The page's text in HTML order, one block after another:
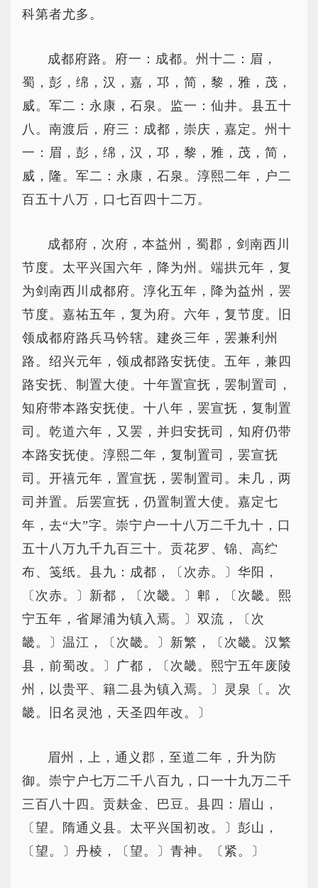
科第者尤多。
成都府路。府一：成都。州十二：眉，
蜀，彭，绵，汉，嘉，邛，简，黎，雅，茂，
威。军二：永康，石泉。监一：仙井。县五十
八。南渡后，府三：成都，崇庆，嘉定。州十
一：眉，彭，绵，汉，邛，黎，雅，茂，简，
威，隆。军二：永康，石泉。淳熙二年，户二
百五十八万，口七百四十二万。
成都府，次府，本益州，蜀郡，剑南西川
节度。太平兴国六年，降为州。端拱元年，复
为剑南西川成都府。淳化五年，降为益州，罢
节度。嘉祐五年，复为府。六年，复节度。旧
领成都府路兵马钤辖。建炎三年，罢兼利州
路。绍兴元年，领成都路安抚使。五年，兼四
路安抚、制置大使。十年置宣抚，罢制置司，
知府带本路安抚使。十八年，罢宣抚，复制置
司。乾道六年，又罢，并归安抚司，知府仍带
本路安抚使。淳熙二年，复制置司，罢宣抚
司。开禧元年，置宣抚，罢制置司。未几，两
司并置。后罢宣抚，仍置制置大使。嘉定七
年，去“大”字。崇宁户一十八万二千九十，口
五十八万九千九百三十。贡花罗、锦、高纻
布、笺纸。县九：成都，〔次赤。〕华阳，
〔次赤。〕新都，〔次畿。〕郫，〔次畿。熙
宁五年，省犀浦为镇入焉。〕双流，〔次
畿。〕温江，〔次畿。〕新繁，〔次畿。汉繁
县，前蜀改。〕广都，〔次畿。熙宁五年废陵
州，以贵平、籍二县为镇入焉。〕灵泉〔。次
畿。旧名灵池，天圣四年改。〕
眉州，上，通义郡，至道二年，升为防
御。崇宁户七万二千八百九，口一十九万二千
三百八十四。贡麸金、巴豆。县四：眉山，
〔望。隋通义县。太平兴国初改。〕彭山，
〔望。〕丹棱，〔望。〕青神。〔紧。〕